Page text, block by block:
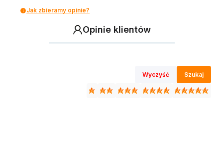
Jak zbieramy opinie?
Opinie klientów
Wyczyść Szukaj